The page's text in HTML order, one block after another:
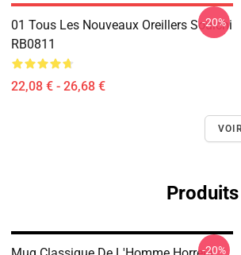
01 Tous Les Nouveaux Oreillers Souichi
RB0811
22,08 € - 26,68 €
-20%
-20%